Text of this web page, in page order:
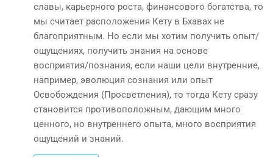
славы, карьерного роста, финансового богатства, то
мы считает расположения Кету в Бхавах не
благоприятным. Но если мы хотим получить опыт/
ощущениях, получить знания на основе
восприятия/познания, если наши цели внутренние,
например, эволюция сознания или опыт
Освобождения (Просветления), то тогда Кету сразу
становится противоположным, дающим много
ценного, но внутреннего опыта, много восприятия
ощущений и знаний.